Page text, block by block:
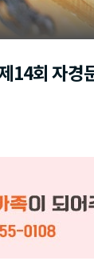
14회 자경